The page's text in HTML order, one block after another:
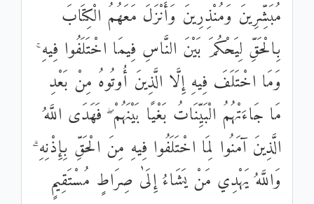
مُبَشِّرِينَ وَمُنْذِرِينَ وَأَنْزَلَ مَعَهُمُ الْكِتَابَ
بِالْحَقِّ لِيَحْكُمَ بَيْنَ النَّاسِ فِيمَا اخْتَلَفُوا فِيهِ ۚ
وَمَا اخْتَلَفَ فِيهِ إِلَّا الَّذِينَ أُوتُوهُ مِنْ بَعْدِ
مَا جَاءَتْهُمُ الْبَيِّنَاتُ بَغْيًا بَيْنَهُمْ ۖ فَهَدَى اللَّهُ
الَّذِينَ آمَنُوا لِمَا اخْتَلَفُوا فِيهِ مِنَ الْحَقِّ بِإِذْنِهِ ۗ
وَاللَّهُ يَهْدِي مَنْ يَشَاءُ إِلَىٰ صِرَاطٍ مُسْتَقِيمٍ